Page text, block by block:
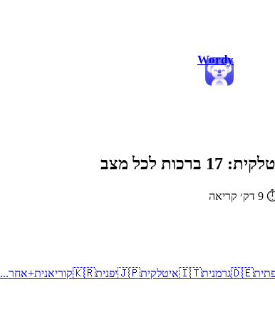
Wordy
לכל מצב
9 דק׳ קריאה
🇩🇪גרמנית🇮🇹איטלקית🇯🇵יפנית🇰🇷קוריאנית+אחר...